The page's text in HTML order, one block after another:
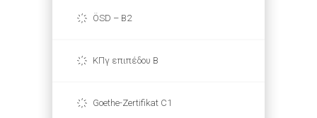
ÖSD – B2
ΚΠγ επιπέδου Β
Goethe-Zertifikat C1